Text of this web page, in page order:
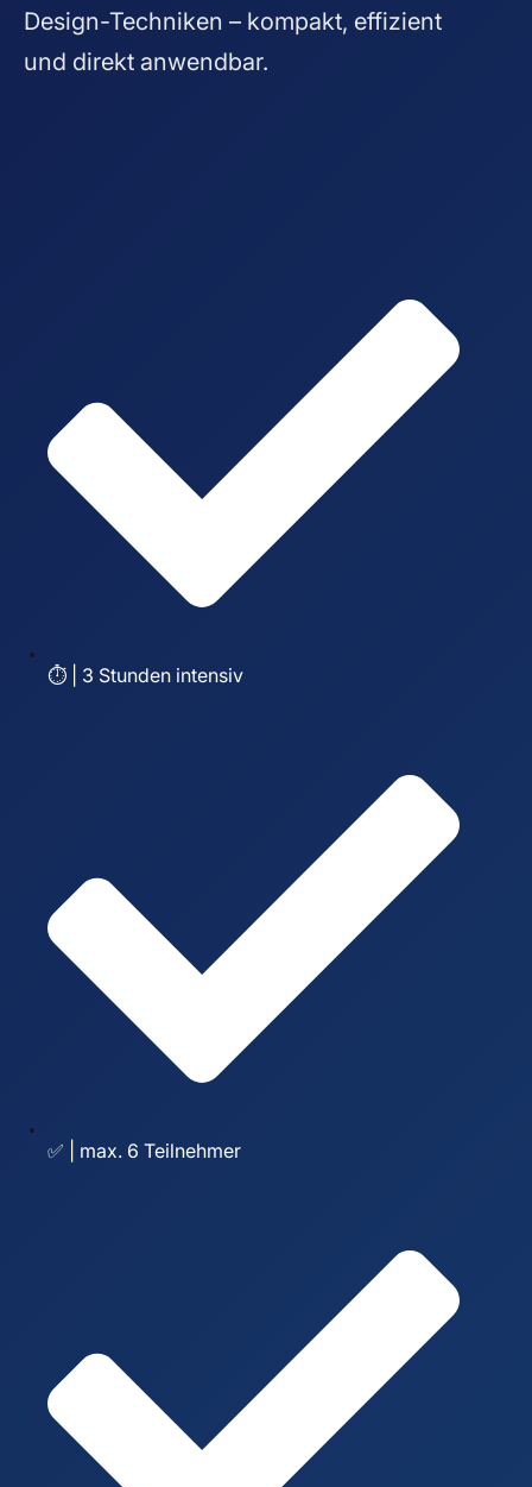
Design-Techniken – kompakt, effizient
und direkt anwendbar.
⏱️ | 3 Stunden intensiv
✅ | max. 6 Teilnehmer